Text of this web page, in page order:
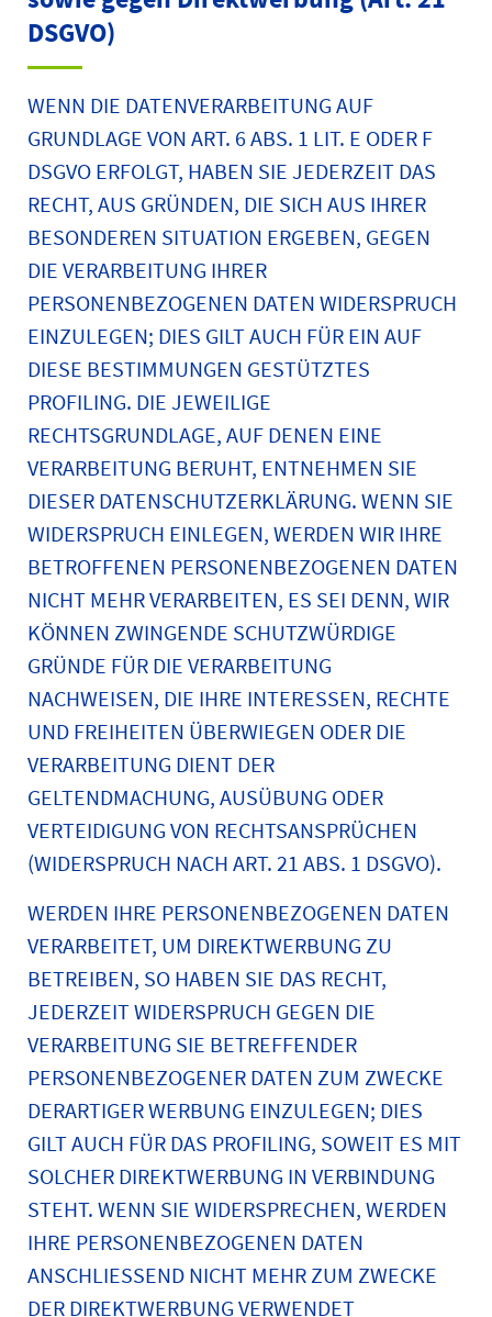
DSGVO)
WENN DIE DATENVERARBEITUNG AUF
GRUNDLAGE VON ART. 6 ABS. 1 LIT. E ODER F
DSGVO ERFOLGT, HABEN SIE JEDERZEIT DAS
RECHT, AUS GRÜNDEN, DIE SICH AUS IHRER
BESONDEREN SITUATION ERGEBEN, GEGEN
DIE VERARBEITUNG IHRER
PERSONENBEZOGENEN DATEN WIDERSPRUCH
EINZULEGEN; DIES GILT AUCH FÜR EIN AUF
DIESE BESTIMMUNGEN GESTÜTZTES
PROFILING. DIE JEWEILIGE
RECHTSGRUNDLAGE, AUF DENEN EINE
VERARBEITUNG BERUHT, ENTNEHMEN SIE
DIESER DATENSCHUTZERKLÄRUNG. WENN SIE
WIDERSPRUCH EINLEGEN, WERDEN WIR IHRE
BETROFFENEN PERSONENBEZOGENEN DATEN
NICHT MEHR VERARBEITEN, ES SEI DENN, WIR
KÖNNEN ZWINGENDE SCHUTZWÜRDIGE
GRÜNDE FÜR DIE VERARBEITUNG
NACHWEISEN, DIE IHRE INTERESSEN, RECHTE
UND FREIHEITEN ÜBERWIEGEN ODER DIE
VERARBEITUNG DIENT DER
GELTENDMACHUNG, AUSÜBUNG ODER
VERTEIDIGUNG VON RECHTSANSPRÜCHEN
(WIDERSPRUCH NACH ART. 21 ABS. 1 DSGVO).
WERDEN IHRE PERSONENBEZOGENEN DATEN
VERARBEITET, UM DIREKTWERBUNG ZU
BETREIBEN, SO HABEN SIE DAS RECHT,
JEDERZEIT WIDERSPRUCH GEGEN DIE
VERARBEITUNG SIE BETREFFENDER
PERSONENBEZOGENER DATEN ZUM ZWECKE
DERARTIGER WERBUNG EINZULEGEN; DIES
GILT AUCH FÜR DAS PROFILING, SOWEIT ES MIT
SOLCHER DIREKTWERBUNG IN VERBINDUNG
STEHT. WENN SIE WIDERSPRECHEN, WERDEN
IHRE PERSONENBEZOGENEN DATEN
ANSCHLIESSEND NICHT MEHR ZUM ZWECKE
DER DIREKTWERBUNG VERWENDET